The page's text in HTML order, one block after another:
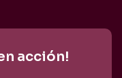
acción!